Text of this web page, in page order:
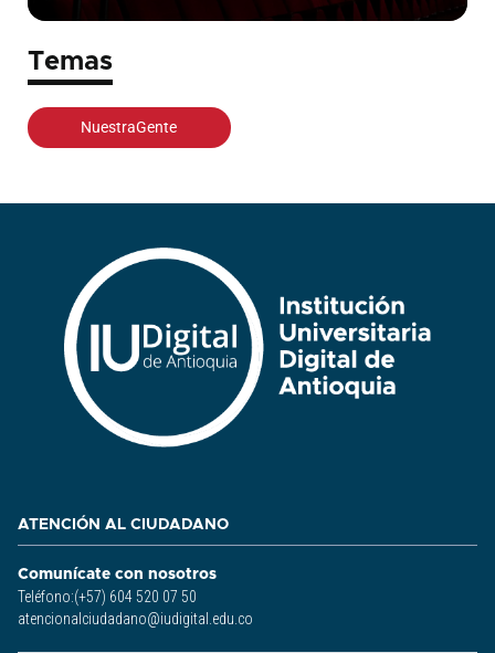
Temas
NuestraGente
ATENCIÓN AL CIUDADANO
Comunícate con nosotros
Teléfono:(+57) 604 520 07 50
atencionalciudadano@iudigital.edu.co